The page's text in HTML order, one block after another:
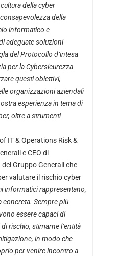
della cyber
della
informatico e
adeguate soluzioni
del Protocollo d‘intesa
per la Cybersicurezza
questi obiettivi,
organizzazioni aziendali
esperienza in tema di
oltre a strumenti
IT & Operations Risk &
e CEO di
Gruppo Generali che
valutare il rischio cyber
informatici rappresentano,
concreta. Sempre più
essere capaci di
rischio, stimarne l‘entità
in modo che
per venire incontro a